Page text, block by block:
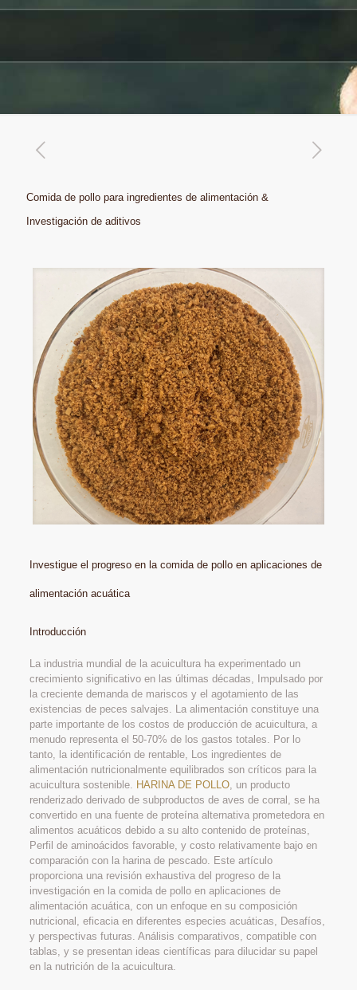
Comida de pollo para ingredientes de alimentación &
Investigación de aditivos
Investigue el progreso en la comida de pollo en aplicaciones de
alimentación acuática
Introducción
La industria mundial de la acuicultura ha experimentado un
crecimiento significativo en las últimas décadas, Impulsado por
la creciente demanda de mariscos y el agotamiento de las
existencias de peces salvajes. La alimentación constituye una
parte importante de los costos de producción de acuicultura, a
menudo representa el 50-70% de los gastos totales. Por lo
tanto, la identificación de rentable, Los ingredientes de
alimentación nutricionalmente equilibrados son críticos para la
acuicultura sostenible.
HARINA DE POLLO, un producto
renderizado derivado de subproductos de aves de corral, se ha
convertido en una fuente de proteína alternativa prometedora en
alimentos acuáticos debido a su alto contenido de proteínas,
Perfil de aminoácidos favorable, y costo relativamente bajo en
comparación con la harina de pescado. Este artículo
proporciona una revisión exhaustiva del progreso de la
investigación en la comida de pollo en aplicaciones de
alimentación acuática, con un enfoque en su composición
nutricional, eficacia en diferentes especies acuáticas, Desafíos,
y perspectivas futuras. Análisis comparativos, compatible con
tablas, y se presentan ideas científicas para dilucidar su papel
en la nutrición de la acuicultura.